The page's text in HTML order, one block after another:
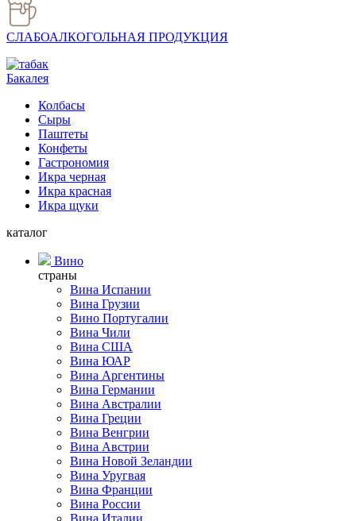
СЛАБОАЛКОГОЛЬНАЯ ПРОДУКЦИЯ
Бакалея
Колбасы
Сыры
Паштеты
Конфеты
Гастрономия
Икра черная
Икра красная
Икра щуки
каталог
Вино
страны
Вина Испании
Вина Грузии
Вино Португалии
Вина Чили
Вина США
Вина ЮАР
Вина Аргентины
Вина Германии
Вина Австралии
Вина Греции
Вина Венгрии
Вина Австрии
Вина Новой Зеландии
Вина Уругвая
Вина Франции
Вина России
Вина Италии